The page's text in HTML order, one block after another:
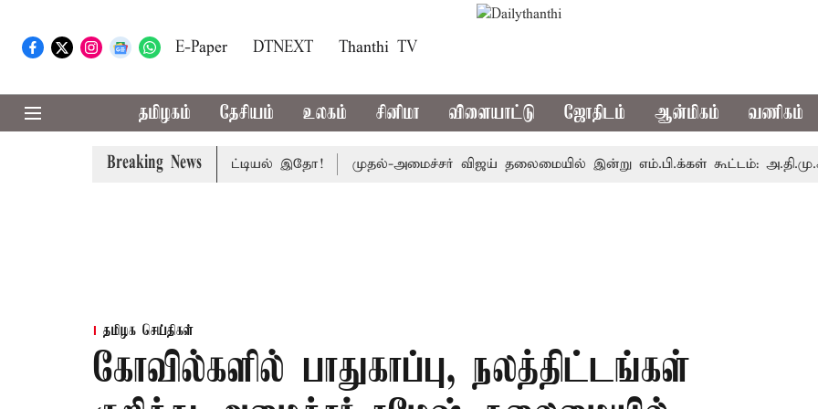
E-Paper DTNEXT Thanthi TV
தமிழகம் தேசியம் உலகம் சினிமா விளையாட்டு ஜோதிடம் ஆன்மிகம் வணிகம்
Breaking News
59 ஆக உயரும்: உத்தேச பட்டியல் இதோ! முதல்-அமைச்சர் விஜய் தலைமையில் இன்று எம்.பி.க்கள் கூட்டம்: அ.தி.மு.க.,
தமிழக செய்திகள்
கோவில்களில் பாதுகாப்பு, நலத்திட்டங்கள்